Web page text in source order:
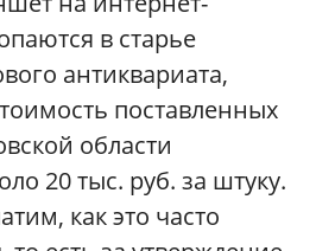
в старье
антиквариата,
поставленных
области
20 тыс. руб. за штуку.
как это часто